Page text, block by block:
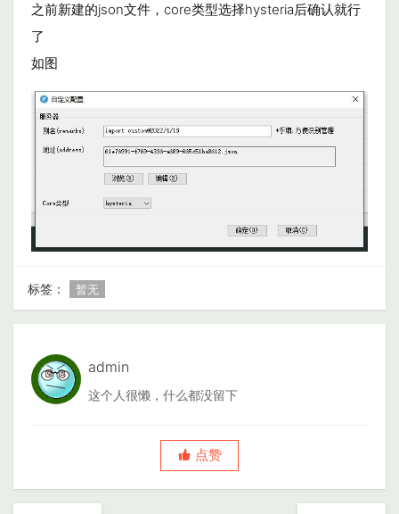
之前新建的json文件，core类型选择hysteria后确认就行
了
如图
标签： 暂无
admin
这个人很懒，什么都没留下
点赞